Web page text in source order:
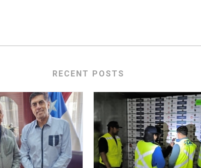
RECENT POSTS